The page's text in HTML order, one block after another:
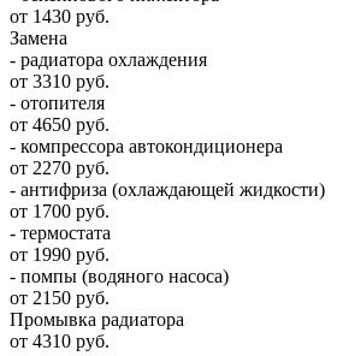
от 1430 руб.
Замена
- радиатора охлаждения
от 3310 руб.
- отопителя
от 4650 руб.
- компрессора автокондиционера
от 2270 руб.
- антифриза (охлаждающей жидкости)
от 1700 руб.
- термостата
от 1990 руб.
- помпы (водяного насоса)
от 2150 руб.
Промывка радиатора
от 4310 руб.